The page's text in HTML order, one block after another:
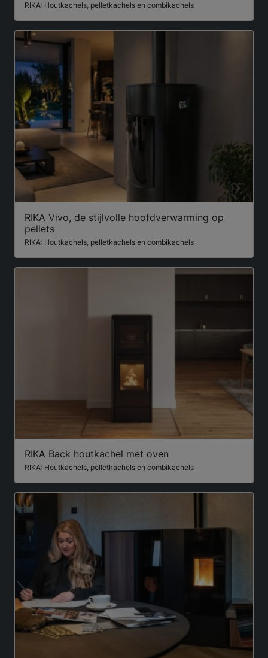
RIKA: Houtkachels, pelletkachels en combikachels
RIKA Vivo, de stijlvolle hoofdverwarming op
pellets
RIKA: Houtkachels, pelletkachels en combikachels
RIKA Back houtkachel met oven
RIKA: Houtkachels, pelletkachels en combikachels